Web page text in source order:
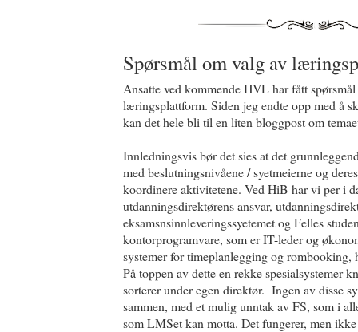
Spørsmål om valg av
Ansatte ved kommende HVL har fått
læringsplattform. Siden jeg endte opp med å
kan det hele bli til en liten bloggpost om
Innledningsvis bør det sies at det
med beslutningsnivåene / syetmeierne og
koordinere aktivitetene. Ved HiB har vi per i
utdanningsdirektørens ansvar,
eksamsnsinnleveringssyetemet og Felles
kontorprogramvare, som er IT-leder og
systemer for timeplanlegging og
På toppen av dette en rekke spesialsystemer
sorterer under egen direktør. Ingen av disse
sammen, med et mulig unntak av FS, som i
som LMSet kan motta. Det fungerer, men